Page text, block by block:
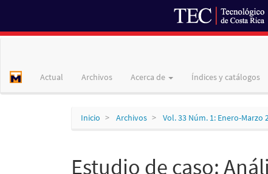
principal
Actual Archivos Acerca de Índices y catálogos
Inicio Archivos Vol. 33 Núm. 1: Enero-Marzo
Estudio de caso: